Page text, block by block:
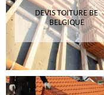
DEVIS TOITURE BE
BELGIQUE